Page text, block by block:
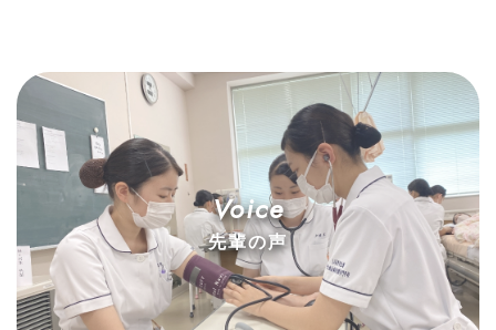
Voice
先輩の声